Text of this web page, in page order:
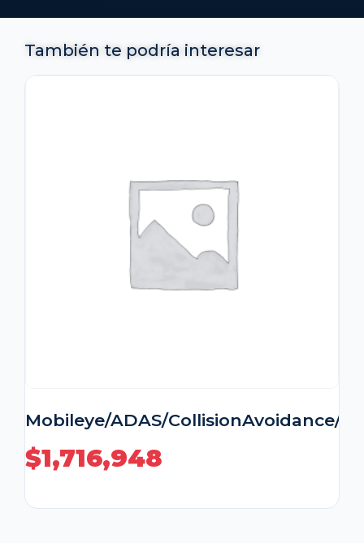
También te podría interesar
Mobileye/ADAS/CollisionAvoidance/
$1,716,948